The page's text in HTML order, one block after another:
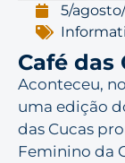
5/
Café das
Aconteceu,
uma edição
das Cucas
Feminino da